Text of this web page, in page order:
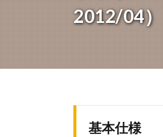
2012/04）
基本仕様